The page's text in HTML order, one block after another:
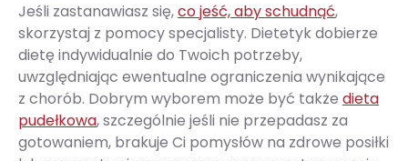
Jeśli zastanawiasz się,co jeść, aby schudnąć,
skorzystaj z pomocy specjalisty. Dietetyk dobierze
dietę indywidualnie do Twoich potrzeby,
uwzględniając ewentualne ograniczenia wynikające
z chorób. Dobrym wyborem może być także dieta
pudełkowa, szczególnie jeśli nie przepadasz za
gotowaniem, brakuje Ci pomysłów na zdrowe posiłki